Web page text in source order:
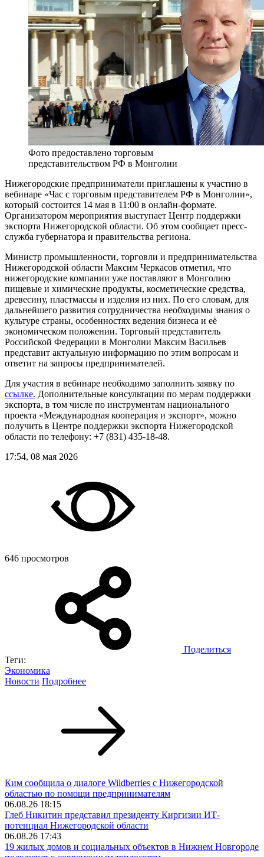
Фото предоставлено торговым
представительством РФ в Монголии
Нижегородские предприниматели приглашены к участию в
вебинаре «Час с торговым представителем РФ в Монголии»,
который состоится 14 мая в 11:00 в онлайн-формате.
Организатором мероприятия выступает Центр поддержки
экспорта Нижегородской области. Об этом сообщает пресс-
служба губернатора и правительства региона.
Министр промышленности, торговли и предпринимательства
Нижегородской области Максим Черкасов отметил, что
нижегородские компании уже поставляют в Монголию
пищевые и химические продукты, косметические средства,
древесину, пластмассы и изделия из них. По его словам, для
дальнейшего развития сотрудничества необходимы знания о
культуре страны, особенностях ведения бизнеса и её
экономическом положении. Торговый представитель
Российской Федерации в Монголии Максим Васильев
представит актуальную информацию по этим вопросам и
ответит на запросы предпринимателей.
Для участия в вебинаре необходимо заполнить заявку по
ссылке. Дополнительные консультации по мерам поддержки
экспорта, в том числе по инструментам национального
проекта «Международная кооперация и экспорт», можно
получить в Центре поддержки экспорта Нижегородской
области по телефону: +7 (831) 435‑18‑48.
17:54, 08 мая 2026
646 просмотров
Поделиться
Теги:
Экономика
Новости Подробнее
Ким сообщила о диалоге Wildberries с Нижегородской
областью по помощи предпринимателям
06.08.26 18:15
Глеб Никитин представил президенту Киргизии ИТ-
потенциал Нижегородской области
06.08.26 17:43
19 жилых домов и социальных объектов в Нижнем Новгороде